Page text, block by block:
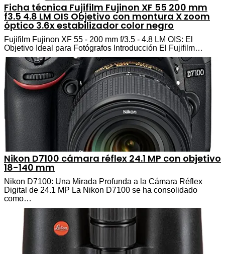
Ficha técnica Fujifilm Fujinon XF 55 200 mm
f3.5 4.8 LM OIS Objetivo con montura X zoom
óptico 3.6x estabilizador color negro
Fujifilm Fujinon XF 55 - 200 mm f/3.5 - 4.8 LM OIS: El
Objetivo Ideal para Fotógrafos Introducción El Fujifilm…
Nikon D7100 cámara réflex 24.1 MP con objetivo
18-140 mm
Nikon D7100: Una Mirada Profunda a la Cámara Réflex
Digital de 24.1 MP La Nikon D7100 se ha consolidado
como…